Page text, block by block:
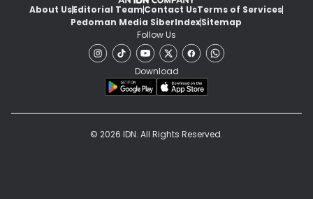
About UsEditorial TeamContact UsTerms of Services
Pedoman Media SiberIndexSitemap
Follow Us
Download
© 2026 IDN. All Rights Reserved.